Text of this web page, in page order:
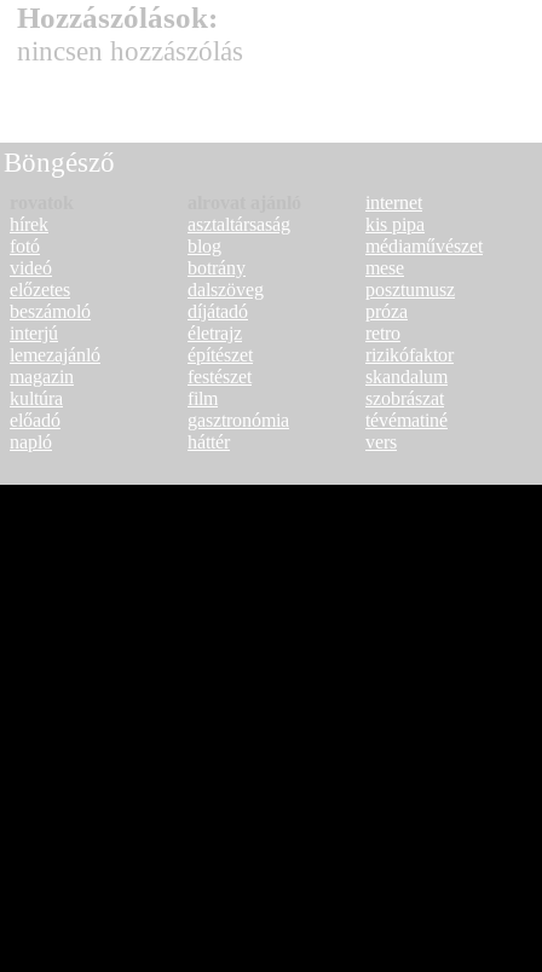
Hozzászólások:
nincsen hozzászólás
Böngésző
hírek
fotó
videó
előzetes
beszámoló
interjú
lemezajánló
magazin
kultúra
előadó
napló
asztaltársaság
blog
botrány
dalszöveg
díjátadó
életrajz
építészet
festészet
film
gasztronómia
háttér
internet
kis pipa
médiaművészet
mese
posztumusz
próza
retro
rizikófaktor
skandalum
szobrászat
tévématiné
vers